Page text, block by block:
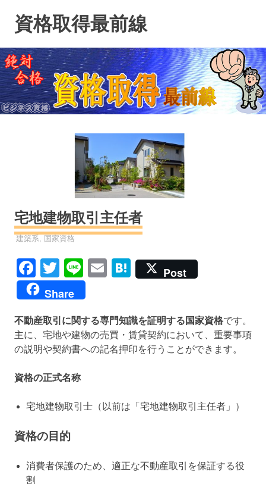
ン
ツ
へ
ス
キ
資格取得最前線
宅地建物取引主任者
資格
建築系 国家資格
Facebook
Twitter
LineEmailHatena
Post
Share
不動産取引に関する専門知識を証明する国家資格です。
主に、宅地や建物の売買・賃貸契約において、重要事項
の説明や契約書への記名押印を行うことができます。
資格の正式名称
宅地建物取引士（以前は「宅地建物取引主任者」）
資格の目的
消費者保護のため、適正な不動産取引を保証する役
割